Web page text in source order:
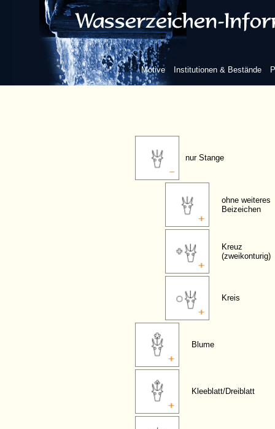
Motive Institutionen & Bestände
frei, mit Oberzeichen
ohne Stange
nur Stange
ohne weiteres
Beizeichen
Kreuz
(zweikonturig)
Kreis
Blume
Kleeblatt/Dreiblatt